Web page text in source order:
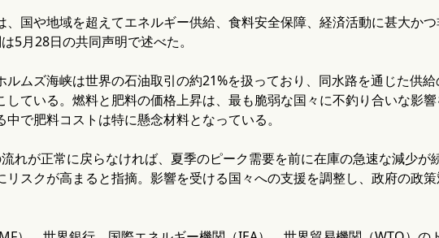
、国や地域を超えてエネルギー供給、食料安全保障、経済活動に甚大か
5月28日の共同声明で述べた。
ルムズ海峡は世界の石油取引の約21%を扱っており、同水路を通じた供
している。燃料と肥料の価格上昇は、最も脆弱な国々に不釣り合いな影
で肥料コストは特に懸念材料となっている。
れが正常に戻らなければ、夏季のピーク需要を前に在庫の急速な減少が
リスクが高まると指摘。影響を受ける国々への支援を調整し、政府の政